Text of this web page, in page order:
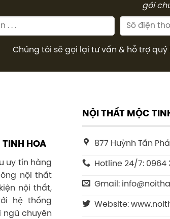
gói
Chúng tôi sẽ gọi lại tư vấn & hỗ trợ
HOA
uy tín hàng
nội thất
nội thất,
hệ thống
ngũ chuyên
NỘI THẤT MỘC
877 Huỳnh Tấn
Hotline 24/7: 0964
Gmail:
Website: